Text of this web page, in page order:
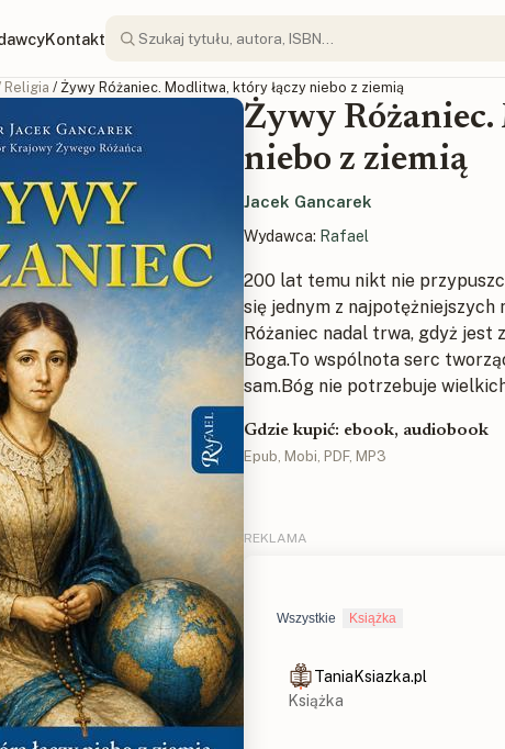
Kontakt
Religia / Żywy Różaniec. Modlitwa, który łączy niebo z ziemią
Żywy
niebo z ziemią
Jacek Gancarek
Wydawca: Rafael
200 lat temu nikt nie
się jednym z najpotężniejszych
Różaniec nadal trwa, gdyż jest
Boga.To wspólnota serc
sam.Bóg nie potrzebuje
Gdzie kupić: ebook, audiobook
Epub, Mobi, PDF, MP3